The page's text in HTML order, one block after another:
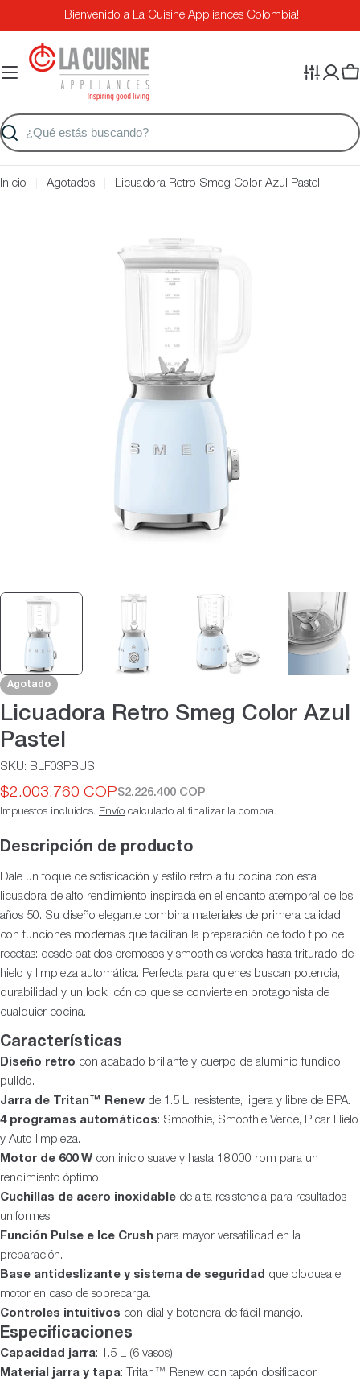
al
contenido
¡Bienvenido a La Cuisine Appliances Colombia!
Buscar
Inicio Agotados Licuadora Retro Smeg Color Azul Pastel
medios 0 en modal
Agotado
Licuadora Retro Smeg Color Azul
Pastel
SKU: BLF03PBUS
Precio
de
$2.003.760 COP
Precio
habitual
$2.226.400 COP
Impuestos incluidos. Envío calculado al finalizar la compra.
Descripción de producto
Dale un toque de sofisticación y estilo retro a tu cocina con esta
licuadora de alto rendimiento inspirada en el encanto atemporal de los
años 50. Su diseño elegante combina materiales de primera calidad
con funciones modernas que facilitan la preparación de todo tipo de
recetas: desde batidos cremosos y smoothies verdes hasta triturado de
hielo y limpieza automática. Perfecta para quienes buscan potencia,
durabilidad y un look icónico que se convierte en protagonista de
cualquier cocina.
Características
Diseño retro con acabado brillante y cuerpo de aluminio fundido
pulido.
Jarra de Tritan™ Renew de 1.5 L, resistente, ligera y libre de BPA.
4 programas automáticos: Smoothie, Smoothie Verde, Picar Hielo
y Auto limpieza.
Motor de 600 W con inicio suave y hasta 18.000 rpm para un
rendimiento óptimo.
Cuchillas de acero inoxidable de alta resistencia para resultados
uniformes.
Función Pulse e Ice Crush para mayor versatilidad en la
preparación.
Base antideslizante y sistema de seguridad que bloquea el
motor en caso de sobrecarga.
Controles intuitivos con dial y botonera de fácil manejo.
Especificaciones
Capacidad jarra: 1.5 L (6 vasos).
Material jarra y tapa: Tritan™ Renew con tapón dosificador.